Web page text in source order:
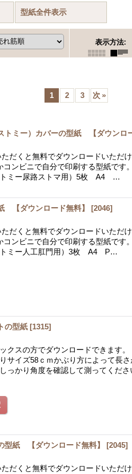
型紙全件表示
表示方法:
1 2 3 次 »
トミー）カバーの型紙 【ダウンロ
だくと無料でダウンロードいただ
コンビニで自分で印刷する型紙です
ミー尿路ストマ用）5枚 A4 …
【ダウンロード無料】 [2046]
だくと無料でダウンロードいただ
コンビニで自分で印刷する型紙です
ミー人工肛門用）3枚 A4 P…
の型紙 [1315]
クスの方でダウンロードできます
サイズ58ｃｍかぶり方によって長さ
っかり角度を確認して測ってくだ
型紙 【ダウンロード無料】 [2045]
だくと無料でダウンロードいただ